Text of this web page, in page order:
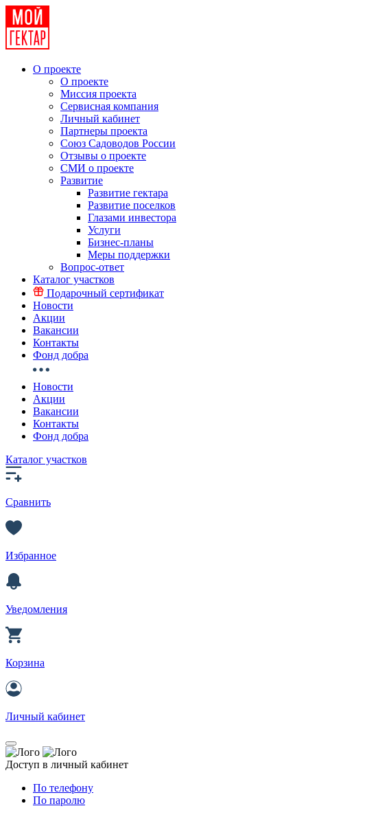
О проекте
О проекте
Миссия проекта
Сервисная компания
Личный кабинет
Партнеры проекта
Союз Садоводов России
Отзывы о проекте
СМИ о проекте
Развитие
Развитие гектара
Развитие поселков
Глазами инвестора
Услуги
Бизнес-планы
Меры поддержки
Вопрос-ответ
Каталог участков
Подарочный сертификат
Новости
Акции
Вакансии
Контакты
Фонд добра
Новости
Акции
Вакансии
Контакты
Фонд добра
Каталог участков
Сравнить
Избранное
Уведомления
Корзина
Личный кабинет
Доступ в личный кабинет
По телефону
По паролю